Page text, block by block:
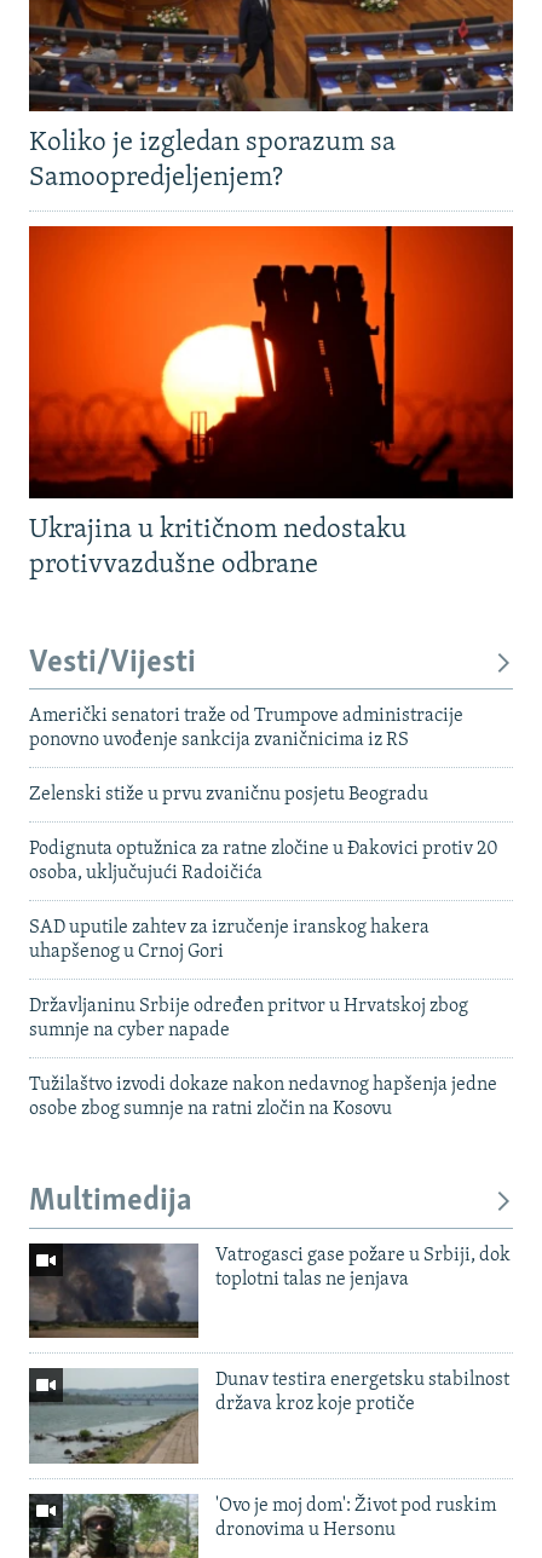
Koliko je izgledan sporazum sa
Samoopredjeljenjem?
Ukrajina u kritičnom nedostaku
protivvazdušne odbrane
Vesti/Vijesti
Američki senatori traže od Trumpove administracije
ponovno uvođenje sankcija zvaničnicima iz RS
Zelenski stiže u prvu zvaničnu posjetu Beogradu
Podignuta optužnica za ratne zločine u Đakovici protiv 20
osoba, uključujući Radoičića
SAD uputile zahtev za izručenje iranskog hakera
uhapšenog u Crnoj Gori
Državljaninu Srbije određen pritvor u Hrvatskoj zbog
sumnje na cyber napade
Tužilaštvo izvodi dokaze nakon nedavnog hapšenja jedne
osobe zbog sumnje na ratni zločin na Kosovu
Multimedija
Vatrogasci gase požare u Srbiji, dok
toplotni talas ne jenjava
Dunav testira energetsku stabilnost
država kroz koje protiče
'Ovo je moj dom': Život pod ruskim
dronovima u Hersonu